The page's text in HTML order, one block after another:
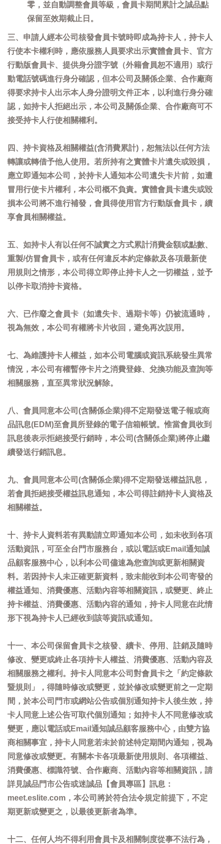
零，並自動調整會員等級，會員卡期間累計之誠品點
保留至效期截止日。
三、申請人經本公司核發會員卡號時即成為持卡人，持卡人
行使本卡權利時，應依服務人員要求出示實體會員卡、官方
行動版會員卡、提供身分證字號（外籍會員恕不適用）或行
動電話號碼進行身分確認，但本公司及關係企業、合作廠商
得要求持卡人出示本人身分證明文件正本，以利進行身分確
認，如持卡人拒絕出示，本公司及關係企業、合作廠商可不
接受持卡人行使相關權利。
四、持卡資格及相關權益(含消費累計)，恕無法以任何方法
轉讓或轉借予他人使用。若所持有之實體卡片遺失或毀損，
應立即通知本公司，於持卡人通知本公司遺失卡片前，如遭
冒用行使卡片權利，本公司概不負責。實體會員卡遺失或毀
損本公司將不進行補發，會員得使用官方行動版會員卡，續
享會員相關權益。
五、如持卡人有以任何不誠實之方式累計消費金額或點數、
重製/仿冒會員卡，或有任何違反本約定條款及各項最新使
用規則之情形，本公司得立即停止持卡人之一切權益，並予
以停卡取消持卡資格。
六、已作廢之會員卡（如遺失卡、過期卡等）仍被流通時，
視為無效，本公司有權將卡片收回，避免再次誤用。
七、為維護持卡人權益，如本公司電腦或資訊系統發生異常
情況，本公司有權暫停卡片之消費登錄、兌換功能及查詢等
相關服務，直至異常狀況解除。
八、會員同意本公司(含關係企業)得不定期發送電子報或商
品訊息(EDM)至會員所登錄的電子信箱帳號。惟當會員收到
訊息後表示拒絕接受行銷時，本公司(含關係企業)將停止繼
續發送行銷訊息。
九、會員同意本公司(含關係企業)得不定期發送權益訊息，
若會員拒絕接受權益訊息通知，本公司得註銷持卡人資格及
相關權益。
十、持卡人資料若有異動請立即通知本公司，如未收到各項
活動資訊，可至全台門市服務台，或以電話或Email通知誠
品顧客服務中心，以利本公司儘速為您查詢或更新相關資
料。若因持卡人未正確更新資料，致未能收到本公司寄發的
權益通知、消費優惠、活動內容等相關資訊，或變更、終止
持卡權益、消費優惠、活動內容的通知，持卡人同意在此情
形下視為持卡人已經收到該等資訊或通知。
十一、本公司保留會員卡之核發、續卡、停用、註銷及隨時
修改、變更或終止各項持卡人權益、消費優惠、活動內容及
相關服務之權利。持卡人同意本公司對會員卡之「約定條款
暨規則」，得隨時修改或變更，並於修改或變更前之一定期
間，於本公司門市或網站公告或個別通知持卡人後生效，持
卡人同意上述公告可取代個別通知；如持卡人不同意修改或
變更，應以電話或Email通知誠品顧客服務中心，由雙方協
商相關事宜，持卡人同意若未於前述特定期間內通知，視為
同意修改或變更。有關本卡各項最新使用規則、各項權益、
消費優惠、標識符號、合作廠商、活動內容等相關資訊，請
詳見誠品門市公告或迷誠品【會員專區】訊息：
meet.eslite.com，本公司將於符合法令規定前提下，不定
期更新或變更之，以最後更新者為準。
十二、任何人均不得利用會員卡及相關制度從事不法行為，